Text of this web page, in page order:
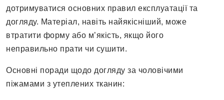
дотримуватися основних правил експлуатації та
догляду. Матеріал, навіть найякісніший, може
втратити форму або м’якість, якщо його
неправильно прати чи сушити.
Основні поради щодо догляду за чоловічими
піжамами з утеплених тканин: